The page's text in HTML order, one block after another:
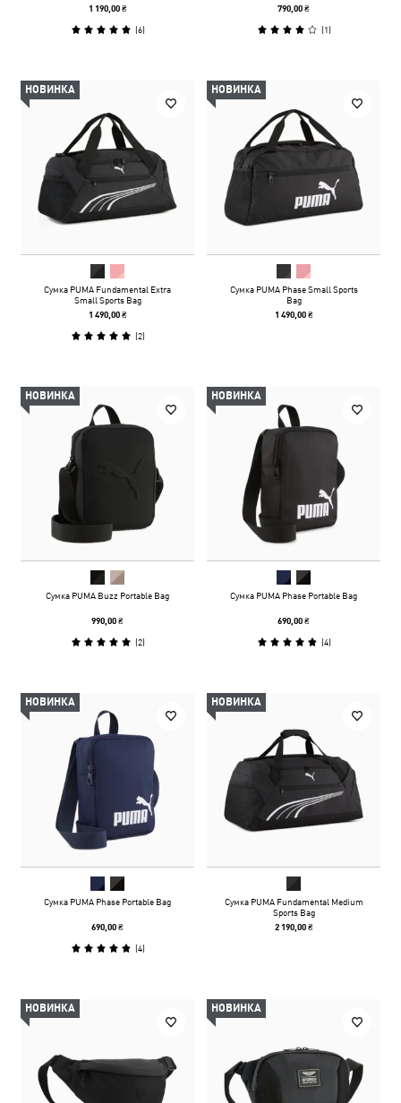
1 190,00 ₴
(6)
790,00 ₴
(1)
НОВИНКА
Сумка PUMA Fundamental Extra
Small Sports Bag
1 490,00 ₴
(2)
НОВИНКА
Сумка PUMA Phase Small Sports
Bag
1 490,00 ₴
НОВИНКА
Сумка PUMA Buzz Portable Bag
990,00 ₴
(2)
НОВИНКА
Сумка PUMA Phase Portable Bag
690,00 ₴
(4)
НОВИНКА
Сумка PUMA Phase Portable Bag
690,00 ₴
(4)
НОВИНКА
Сумка PUMA Fundamental Medium
Sports Bag
2 190,00 ₴
НОВИНКА НОВИНКА